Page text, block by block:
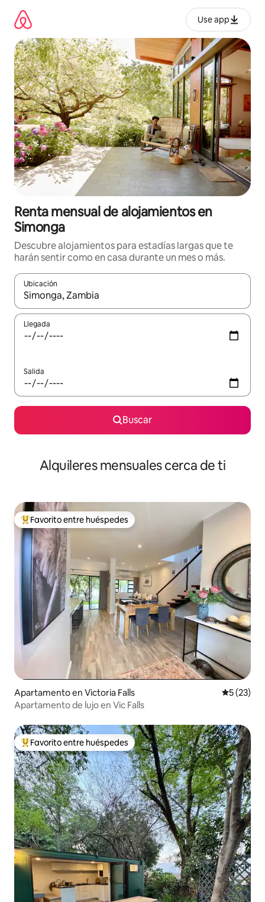
contenido
Use app
Renta mensual de alojamientos en
Simonga
Descubre alojamientos para estadías largas que te
harán sentir como en casa durante un mes o más.
Ubicación
Cuando los resultados estén disponibles, navega con las
Llegada
Salida
Buscar
Alquileres mensuales cerca de ti
Favorito entre huéspedes preferido
Favorito entre huéspedes
Apartamento en Victoria Falls
5 (23)
Apartamento de lujo en Vic Falls
Favorito entre huéspedes preferido
Favorito entre huéspedes